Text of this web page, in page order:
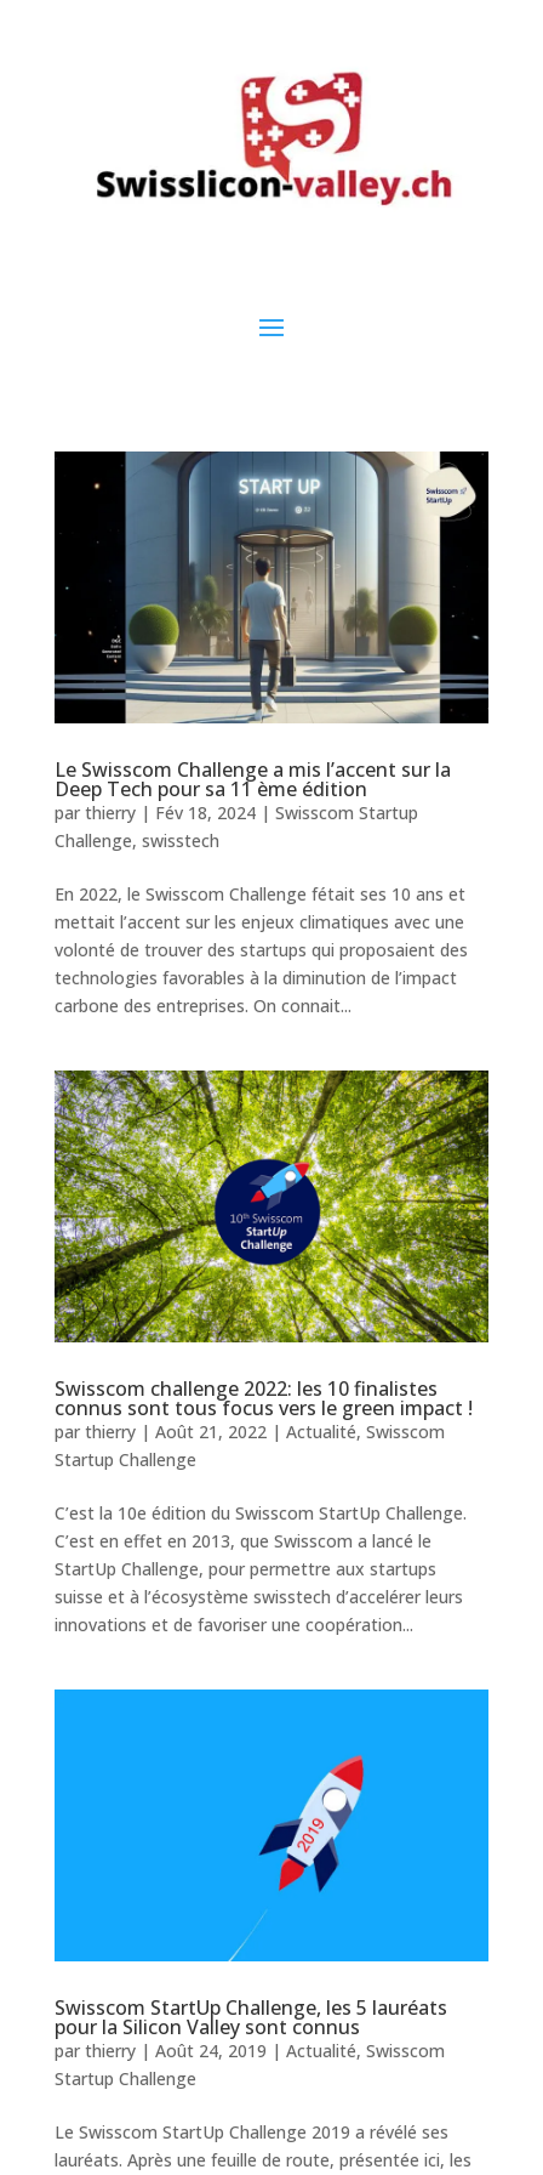
Le Swisscom Challenge a mis l’accent sur la
Deep Tech pour sa 11 ème édition
par thierry| Fév 18, 2024| Swisscom Startup
Challenge, swisstech
En 2022, le Swisscom Challenge fétait ses 10 ans et
mettait l’accent sur les enjeux climatiques avec une
volonté de trouver des startups qui proposaient des
technologies favorables à la diminution de l’impact
carbone des entreprises. On connait...
Swisscom challenge 2022: les 10 finalistes
connus sont tous focus vers le green impact !
par thierry| Août 21, 2022| Actualité, Swisscom
Startup Challenge
C’est la 10e édition du Swisscom StartUp Challenge.
C’est en effet en 2013, que Swisscom a lancé le
StartUp Challenge, pour permettre aux startups
suisse et à l’écosystème swisstech d’accelérer leurs
innovations et de favoriser une coopération...
Swisscom StartUp Challenge, les 5 lauréats
pour la Silicon Valley sont connus
par thierry| Août 24, 2019 | Actualité, Swisscom
Startup Challenge
Le Swisscom StartUp Challenge 2019 a révélé ses
lauréats. Après une feuille de route, présentée ici, les